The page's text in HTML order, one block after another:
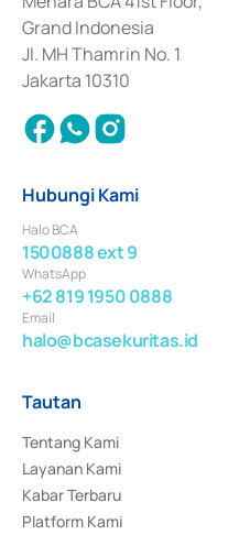
Surat Berharga Komersial yang
Grand Indonesia
Jl. MH Thamrin No. 1
Jakarta 10310
Hubungi Kami
Halo BCA
1500888 ext 9
WhatsApp
+62 819 1950 0888
Email
halo@bcasekuritas.id
Tautan
Tentang Kami
Layanan Kami
Kabar Terbaru
Platform Kami